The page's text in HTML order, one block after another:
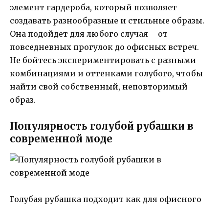
элемент гардероба, который позволяет
создавать разнообразные и стильные образы.
Она подойдет для любого случая – от
повседневных прогулок до офисных встреч.
Не бойтесь экспериментировать с разными
комбинациями и оттенками голубого, чтобы
найти свой собственный, неповторимый
образ.
Популярность голубой рубашки в
современной моде
Голубая рубашка подходит как для офисного